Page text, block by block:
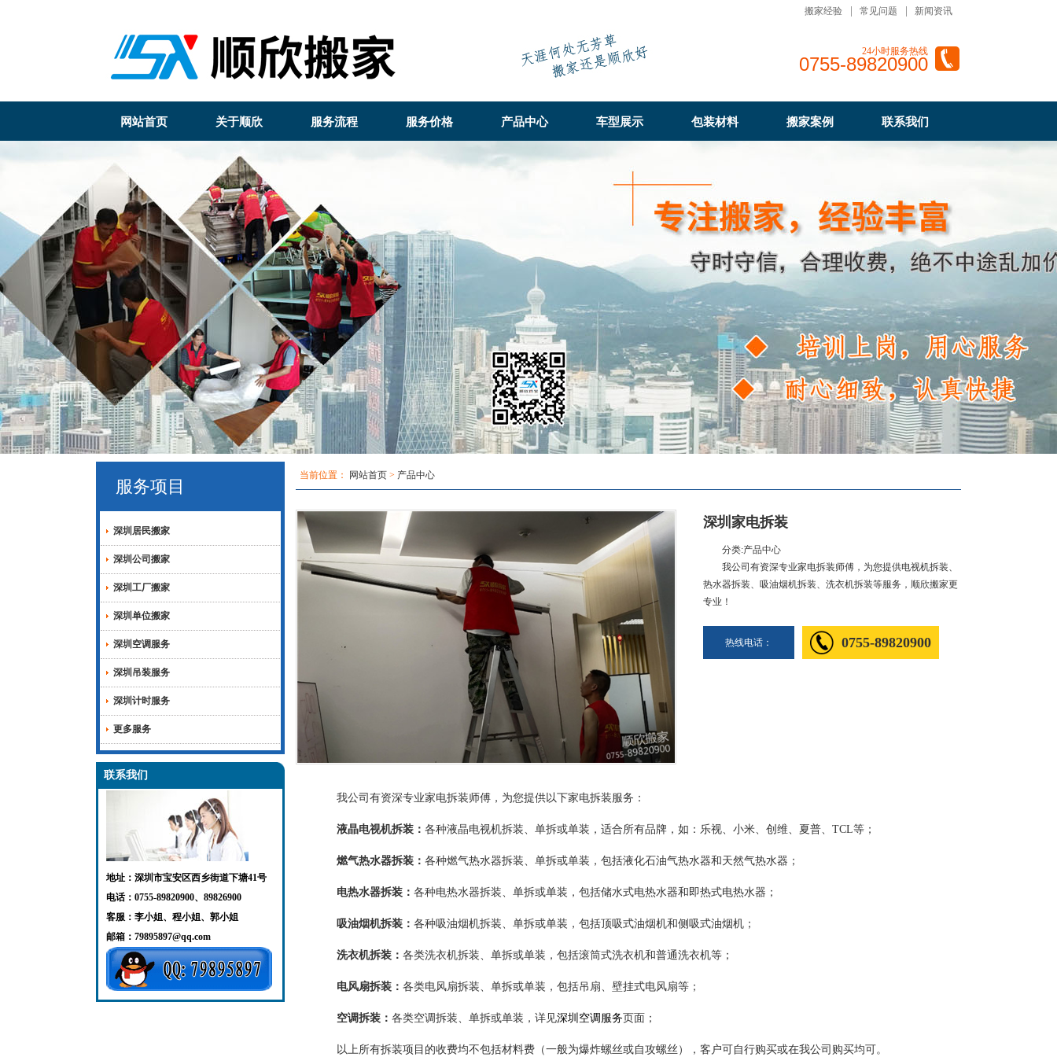
搬家经验 常见问题 新闻资讯
24小时服务热线
0755-89820900
网站首页 关于顺欣 服务流程 服务价格 产品中心 车型展示 包装材料 搬家案例 联系我们
服务项目
深圳居民搬家
深圳公司搬家
深圳工厂搬家
深圳单位搬家
深圳空调服务
深圳吊装服务
深圳计时服务
更多服务
联系我们
地址：深圳市宝安区西乡街道下塘41号
电话：0755-89820900、89826900
客服：李小姐、程小姐、郭小姐
邮箱：79895897@qq.com
当前位置： 网站首页 > 产品中心
深圳家电拆装
分类:产品中心
我公司有资深专业家电拆装师傅，为您提供电视机拆装、
热水器拆装、吸油烟机拆装、洗衣机拆装等服务，顺欣搬家更
专业！
热线电话： 0755-89820900
我公司有资深专业家电拆装师傅，为您提供以下家电拆装服务：
液晶电视机拆装： 各种液晶电视机拆装、单拆或单装，适合所有品牌，如：乐视、小米、创维、夏普、TCL等；
燃气热水器拆装： 各种燃气热水器拆装、单拆或单装，包括液化石油气热水器和天然气热水器；
电热水器拆装： 各种电热水器拆装、单拆或单装，包括储水式电热水器和即热式电热水器；
吸油烟机拆装： 各种吸油烟机拆装、单拆或单装，包括顶吸式油烟机和侧吸式油烟机；
洗衣机拆装： 各类洗衣机拆装、单拆或单装，包括滚筒式洗衣机和普通洗衣机等；
电风扇拆装： 各类电风扇拆装、单拆或单装，包括吊扇、壁挂式电风扇等；
空调拆装： 各类空调拆装、单拆或单装，详见深圳空调服务页面；
以上所有拆装项目的收费均不包括材料费（一般为爆炸螺丝或自攻螺丝），客户可自行购买或在我公司购买均可。